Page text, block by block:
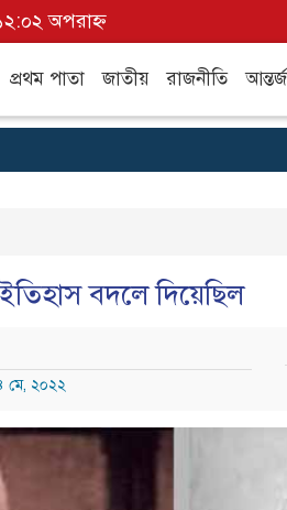
অপরাহ্ন
প্রথম পাতা জাতীয় রাজনীতি
বদলে দিয়েছিল
মে, ২০২২